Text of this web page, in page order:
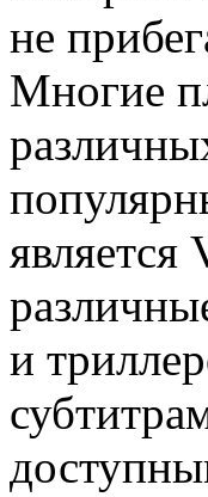
не
Многие
и